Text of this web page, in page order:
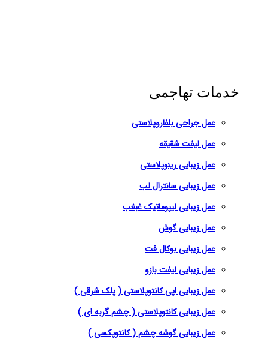
خدمات تهاجمی
عمل جراحی بلفاروپلاستی
عمل لیفت شقیقه
عمل زیبایی رینوپلاستی
عمل زیبایی سانترال لب
عمل زیبایی لیپوماتیک غبغب
عمل زیبایی گوش
عمل زیبایی بوکال فت
عمل زیبایی لیفت بازو
عمل زیبایی اپی کانتوپلاستی ( پلک شرقی )
عمل زیبایی کانتوپلاستی ( چشم گربه ای )
عمل زیبایی گوشه چشم ( کانتوپکسی )